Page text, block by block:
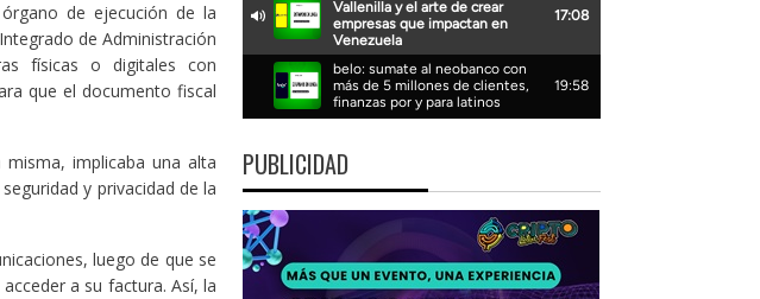
de ejecución de la
de Administración
físicas o digitales con
que el documento fiscal
implicaba una alta
y privacidad de la
luego de que se
a su factura. Así, la
PUBLICIDAD